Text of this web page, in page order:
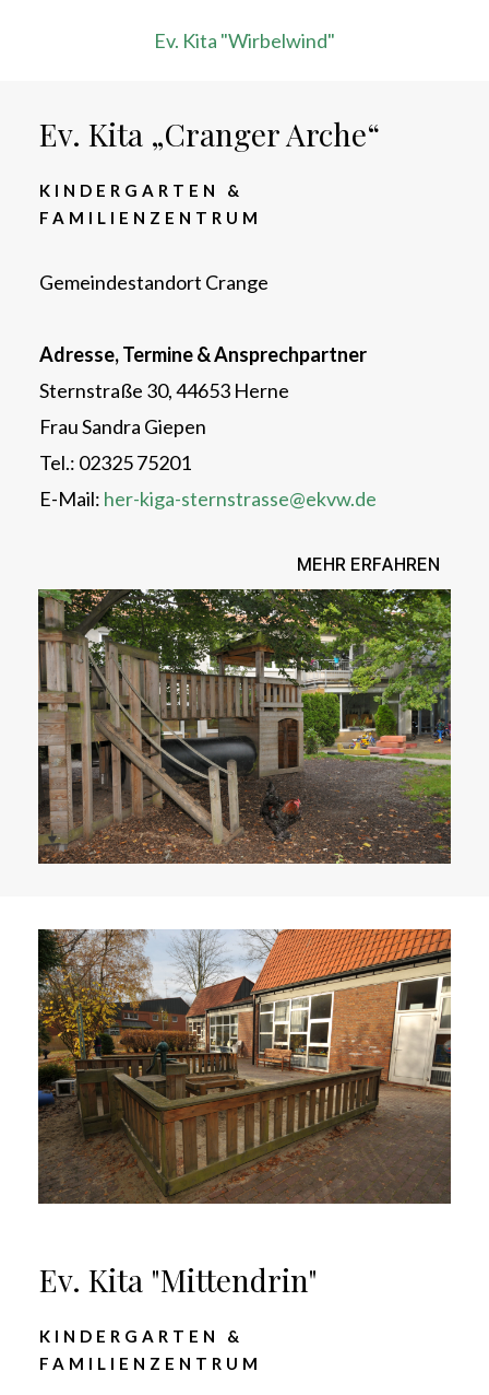
Ev. Kita "Wirbelwind"
Ev. Kita „Cranger Arche“
KINDERGARTEN &
FAMILIENZENTRUM
Gemeindestandort Crange
Adresse, Termine & Ansprechpartner
Sternstraße 30, 44653 Herne
Frau Sandra Giepen
Tel.: 02325 75201
E-Mail: her-kiga-sternstrasse@ekvw.de
MEHR ERFAHREN
Ev. Kita "Mittendrin"
KINDERGARTEN &
FAMILIENZENTRUM